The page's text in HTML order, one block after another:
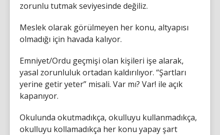
zorunlu tutmak seviyesinde değiliz.
Meslek olarak görülmeyen her konu, altyapısı
olmadığı için havada kalıyor.
Emniyet/Ordu geçmişi olan kişileri işe alarak,
yasal zorunluluk ortadan kaldırılıyor. “Şartları
yerine getir yeter” misali. Var mı? Var! ile açık
kapanıyor.
Okulunda okutmadıkça, okulluyu kullanmadıkça,
okulluyu kollamadıkça her konu yapay şart